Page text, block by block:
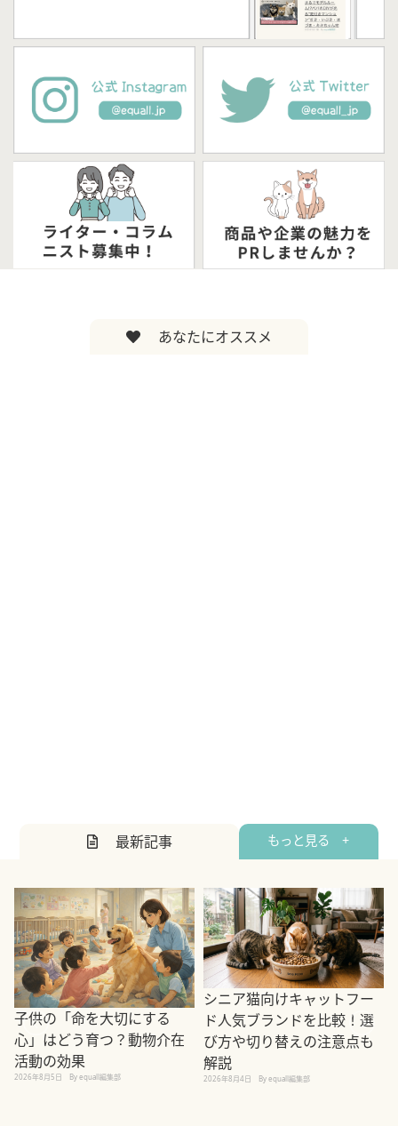
あなたにオススメ
最新記事 もっと見る +
子供の「命を大切にする
心」はどう育つ？動物介在
活動の効果
2026年8月5日 By equall編集部
シニア猫向けキャットフー
ド人気ブランドを比較！選
び方や切り替えの注意点も
解説
2026年8月4日 By equall編集部